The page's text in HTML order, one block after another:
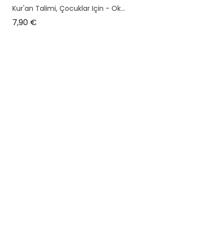
Kur'an Talimi, Çocuklar Için - Ok...
7,90 €